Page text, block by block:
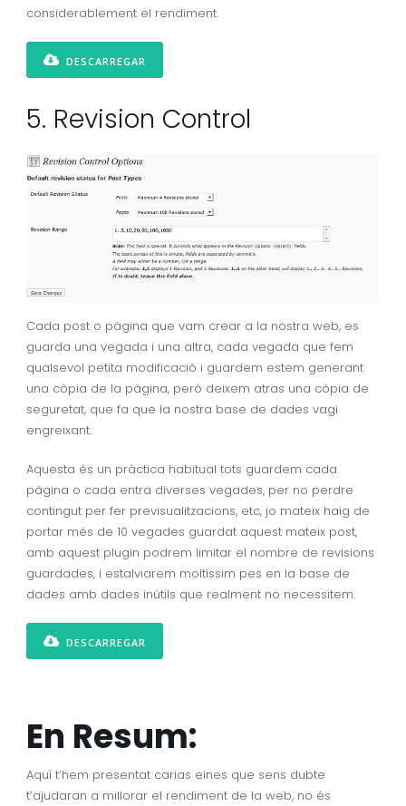
considerablement el rendiment.
DESCARREGAR
5. Revision Control
Cada post o pàgina que vam crear a la nostra web, es
guarda una vegada i una altra, cada vegada que fem
qualsevol petita modificació i guardem estem generant
una còpia de la pàgina, però deixem atras una còpia de
seguretat, que fa que la nostra base de dades vagi
engreixant.
Aquesta és un pràctica habitual tots guardem cada
pàgina o cada entra diverses vegades, per no perdre
contingut per fer previsualitzacions, etc, jo mateix haig de
portar més de 10 vegades guardat aquest mateix post,
amb aquest plugin podrem limitar el nombre de revisions
guardades, i estalviarem moltíssim pes en la base de
dades amb dades inútils que realment no necessitem.
DESCARREGAR
En Resum:
Aquí t’hem presentat carias eines que sens dubte
t’ajudaran a millorar el rendiment de la web, no és